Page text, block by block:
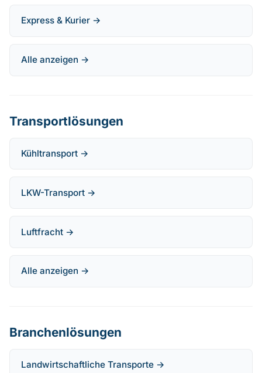
Express & Kurier →
Alle anzeigen →
Transportlösungen
Kühltransport →
LKW-Transport →
Luftfracht →
Alle anzeigen →
Branchenlösungen
Landwirtschaftliche Transporte →